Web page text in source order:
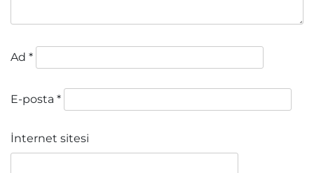
Ad *
E-posta *
İnternet sitesi